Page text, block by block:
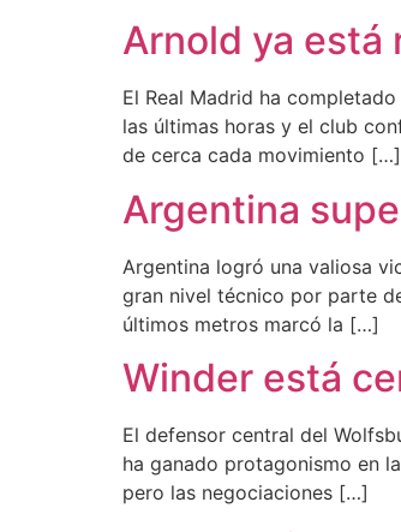
Arnold ya está
El Real Madrid ha
las últimas horas y el club
de cerca cada movimiento […]
Argentina
Argentina logró una valiosa
gran nivel técnico por parte
últimos metros marcó la […]
Winder está
El defensor central del
ha ganado protagonismo en
pero las negociaciones […]